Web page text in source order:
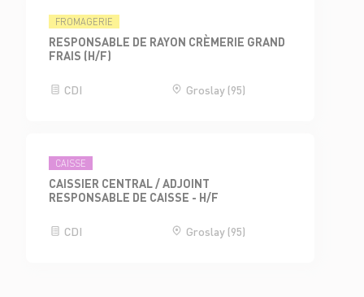
FROMAGERIE
RESPONSABLE DE RAYON CRÈMERIE GRAND
FRAIS (H/F)
CDI Groslay (95)
CAISSE
CAISSIER CENTRAL / ADJOINT
RESPONSABLE DE CAISSE - H/F
CDI Groslay (95)